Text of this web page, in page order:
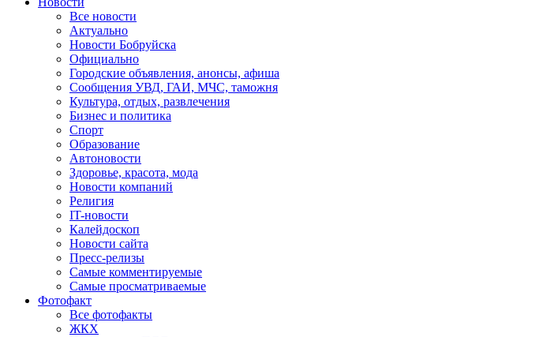
Все новости
Актуально
Новости Бобруйска
Официально
Городские объявления, анонсы, афиша
Сообщения УВД, ГАИ, МЧС, таможня
Культура, отдых, развлечения
Бизнес и политика
Спорт
Образование
Автоновости
Здоровье, красота, мода
Новости компаний
Религия
IT-новости
Калейдоскоп
Новости сайта
Пресс-релизы
Самые комментируемые
Самые просматриваемые
Фотофакт
Все фотофакты
ЖКХ